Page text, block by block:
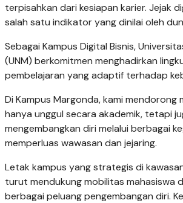
terpisahkan dari kesiapan karier. Jejak
salah satu indikator yang dinilai oleh
Sebagai Kampus Digital Bisnis,
(UNM) berkomitmen menghadirkan
pembelajaran yang adaptif terhadap
Di Kampus Margonda, kami mendorong
hanya unggul secara akademik, tetapi
mengembangkan diri melalui berbagai
memperluas wawasan dan jejaring.
Letak kampus yang strategis di
turut mendukung mobilitas mahasiswa
berbagai peluang pengembangan diri.